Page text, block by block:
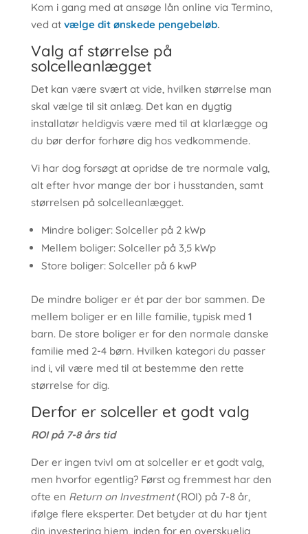
Kom i gang med at ansøge lån online via Termino,
ved at vælge dit ønskede pengebeløb.
Valg af størrelse på
solcelleanlægget
Det kan være svært at vide, hvilken størrelse man
skal vælge til sit anlæg. Det kan en dygtig
installatør heldigvis være med til at klarlægge og
du bør derfor forhøre dig hos vedkommende.
Vi har dog forsøgt at opridse de tre normale valg,
alt efter hvor mange der bor i husstanden, samt
størrelsen på solcelleanlægget.
Mindre boliger: Solceller på 2 kWp
Mellem boliger: Solceller på 3,5 kWp
Store boliger: Solceller på 6 kwP
De mindre boliger er ét par der bor sammen. De
mellem boliger er en lille familie, typisk med 1
barn. De store boliger er for den normale danske
familie med 2-4 børn. Hvilken kategori du passer
ind i, vil være med til at bestemme den rette
størrelse for dig.
Derfor er solceller et godt valg
ROI på 7-8 års tid
Der er ingen tvivl om at solceller er et godt valg,
men hvorfor egentlig? Først og fremmest har den
ofte en Return on Investment(ROI) på 7-8 år,
ifølge flere eksperter. Det betyder at du har tjent
din investering hjem, inden for en overskuelig